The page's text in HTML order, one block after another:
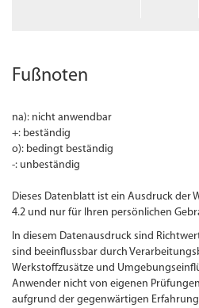
Fußnoten
na): nicht anwendbar
+: beständig
o): bedingt beständig
-: unbeständig
Dieses Datenblatt ist ein Ausdruck der
4.2 und nur für Ihren persönlichen
In diesem Datenausdruck sind
sind beeinflussbar durch
Werkstoffzusätze und
Anwender nicht von eigenen
aufgrund der gegenwärtigen